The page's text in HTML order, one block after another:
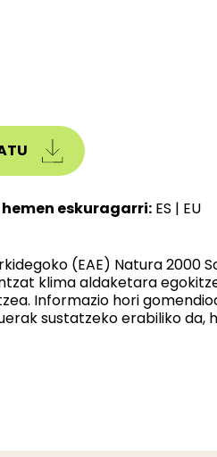
eskuragarri: ES | EU
(EAE) Natura 2000
klima aldaketara
Informazio hori
sustatzeko erabiliko da,